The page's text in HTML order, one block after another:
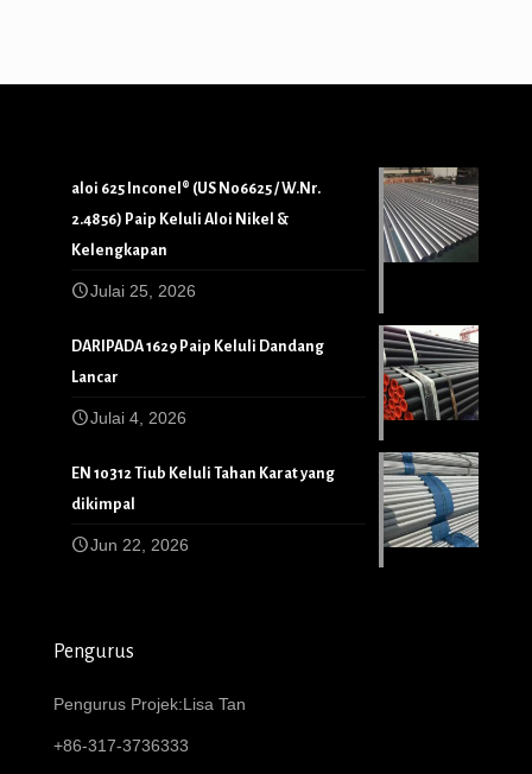
aloi 625 Inconel® (US N06625 / W.Nr.
2.4856) Paip Keluli Aloi Nikel &
Kelengkapan
Julai 25, 2026
DARIPADA 1629 Paip Keluli Dandang
Lancar
Julai 4, 2026
EN 10312 Tiub Keluli Tahan Karat yang
dikimpal
Jun 22, 2026
Pengurus
Pengurus Projek:Lisa Tan
+86-317-3736333